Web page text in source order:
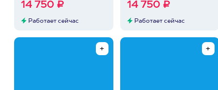
14 750 ₽
Работает сейчас
14 750 ₽
Работает сейчас